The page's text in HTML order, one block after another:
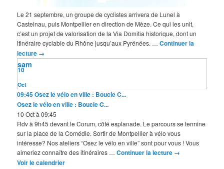
Le 21 septembre, un groupe de cyclistes arrivera de Lunel à
Castelnau, puis Montpellier en direction de Mèze. Ce qui les unit,
c’est un projet de valorisation de la Via Domitia historique, dont un
itinéraire cyclable du Rhône jusqu’aux Pyrénées. …Continuer la
lecture →
Oct
10
sam
09:45Osez le vélo en ville : Boucle C...
Osez le vélo en ville : Boucle C...
10 Oct à 09:45
Rdv à 9h45 devant le Corum, côté esplanade. Le parcours se termine
sur la place de la Comédie. Sortir de Montpellier à vélo vous
intéresse? Nos ateliers “Osez le vélo en ville” sont pour vous ! Vous
aimeriez connaître des itinéraires …Continuer la lecture →
Voir le calendrier